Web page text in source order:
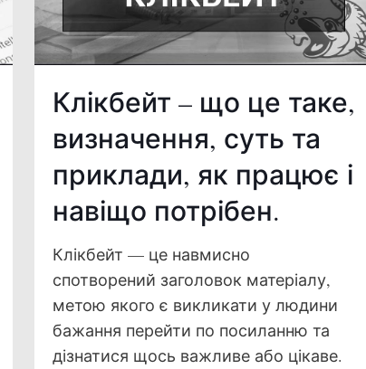
Клікбейт – що це таке,
визначення, суть та
приклади, як працює і
навіщо потрібен.
Клікбейт — це навмисно
спотворений заголовок матеріалу,
метою якого є викликати у людини
бажання перейти по посиланню та
дізнатися щось важливе або цікаве.